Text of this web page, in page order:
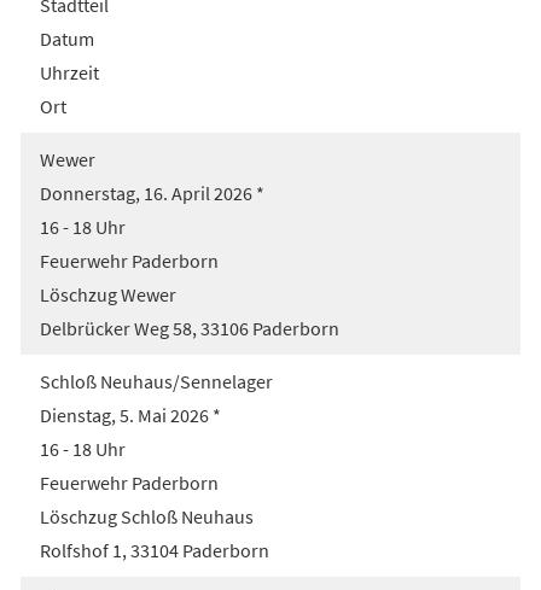
Datum
Uhrzeit
Ort
Wewer
Donnerstag, 16. April 2026 *
16 - 18 Uhr
Feuerwehr Paderborn
Löschzug Wewer
Delbrücker Weg 58, 33106 Paderborn
Schloß Neuhaus/Sennelager
Dienstag, 5. Mai 2026 *
16 - 18 Uhr
Feuerwehr Paderborn
Löschzug Schloß Neuhaus
Rolfshof 1, 33104 Paderborn